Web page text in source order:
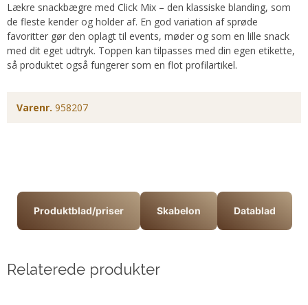
Lækre snackbægre med Click Mix – den klassiske blanding, som
de fleste kender og holder af. En god variation af sprøde
favoritter gør den oplagt til events, møder og som en lille snack
med dit eget udtryk. Toppen kan tilpasses med din egen etikette,
så produktet også fungerer som en flot profilartikel.
Varenr. 958207
Produktblad/priser Skabelon Datablad
Relaterede produkter